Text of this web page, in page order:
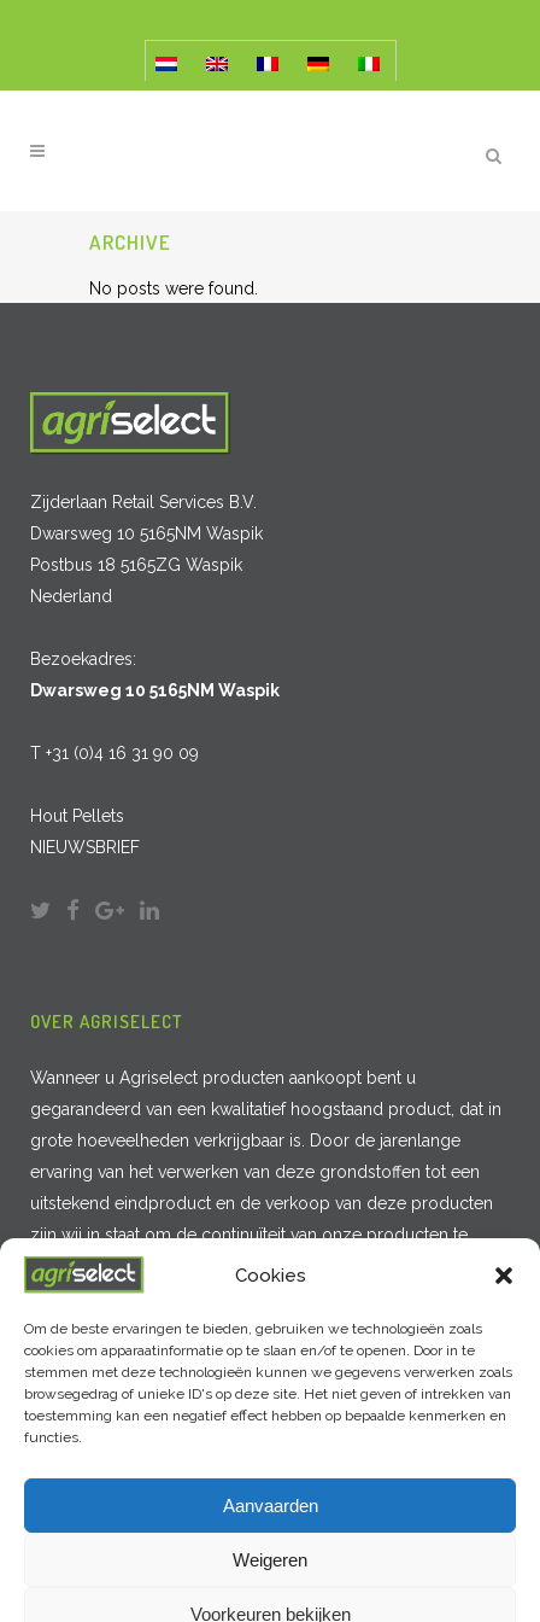
Cookies
Om de beste ervaringen te bieden, gebruiken we technologieën zoals
cookies om apparaatinformatie op te slaan en/of te openen. Door in te
stemmen met deze technologieën kunnen we gegevens verwerken zoals
browsegedrag of unieke ID's op deze site. Het niet geven of intrekken van
toestemming kan een negatief effect hebben op bepaalde kenmerken en
functies.
Aanvaarden
Weigeren
Voorkeuren bekijken
ARCHIVE
No posts were found.
Zijderlaan Retail Services B.V.
Dwarsweg 10 5165NM Waspik
Postbus 18 5165ZG Waspik
Nederland
Bezoekadres:
Dwarsweg 10 5165NM Waspik
T +31 (0)4 16 31 90 09
Hout Pellets
NIEUWSBRIEF
OVER AGRISELECT
Wanneer u Agriselect producten aankoopt bent u
gegarandeerd van een kwalitatief hoogstaand product, dat in
grote hoeveelheden verkrijgbaar is. Door de jarenlange
ervaring van het verwerken van deze grondstoffen tot een
uitstekend eindproduct en de verkoop van deze producten
zijn wij in staat om de continuïteit van onze producten te
garanderen.
MENU
LAATSTE NIEUWS